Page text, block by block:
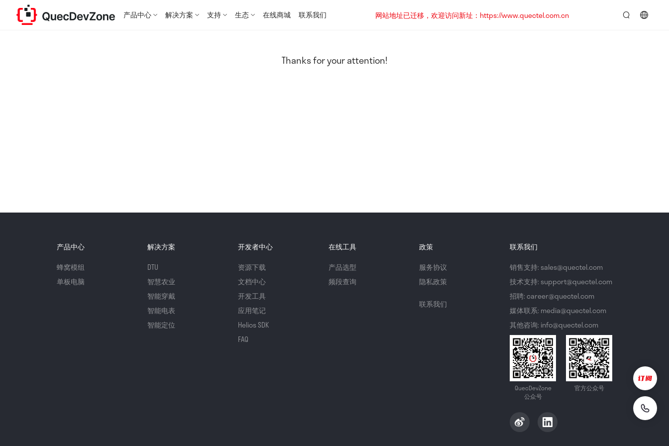
产品中心 解决方案 支持 生态 在线商城 联系我们
网站地址已迁移，欢迎访问新址：https://www.quectel.com.cn
Thanks for your attention!
产品中心
蜂窝模组
单板电脑
解决方案
DTU
智慧农业
智能穿戴
智能电表
智能定位
开发者中心
资源下载
文档中心
开发工具
应用笔记
Helios SDK
FAQ
在线工具
产品选型
频段查询
政策
服务协议
隐私政策
联系我们
联系我们
销售支持: sales@quectel.com
技术支持: support@quectel.com
招聘: career@quectel.com
媒体联系: media@quectel.com
其他咨询: info@quectel.com
QuecDevZone
公众号
官方公众号